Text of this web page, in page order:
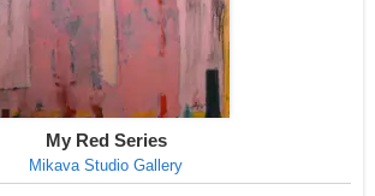
My Red Series
Mikava Studio Gallery